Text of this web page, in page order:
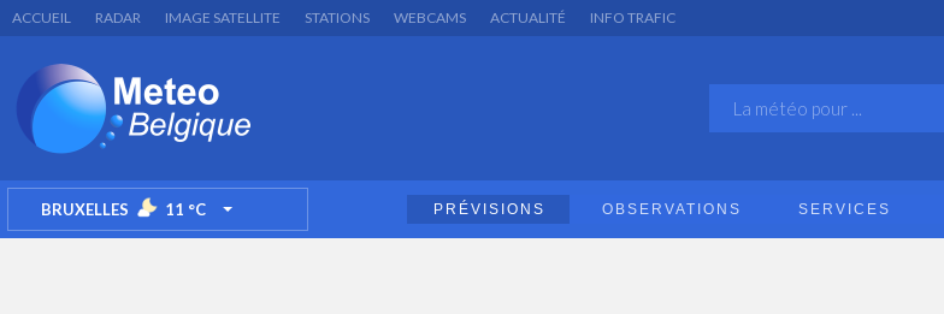
ACCUEIL RADAR IMAGE SATELLITE STATIONS WEBCAMS ACTUALITÉ INFO TRAFIC
BRUXELLES 11 °C TOGGLE DROPDOWN PRÉVISIONS OBSERVATIONS SERVICES